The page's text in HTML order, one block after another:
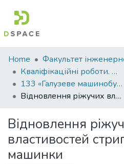
Communities
&
Collections
All of DSpace
Statistics
Home
Кваліфікаційні роботи. Факультет інженерно-технологічний
133 «Галузеве машинобудування» - Магістри 2022-2023
Відновлення ріжучих властивостей стригальної машинки
Відновлення
властивостей
машинки